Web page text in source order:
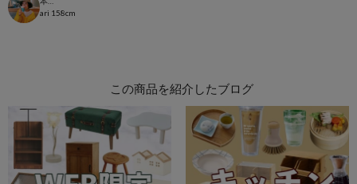
ari 158cm
この商品を紹介したブログ